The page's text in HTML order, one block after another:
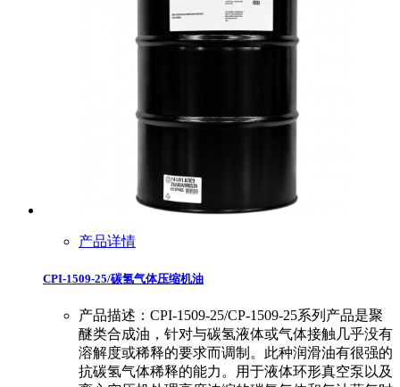
产品详情
CPI-1509-25/碳氢气体压缩机油
产品描述：CPI-1509-25/CP-1509-25系列产品是聚
醚类合成油，针对与碳氢液体或气体接触几乎没有
溶解度或稀释的要求而调制。此种润滑油有很强的
抗碳氢气体稀释的能力。用于液体环形真空泵以及